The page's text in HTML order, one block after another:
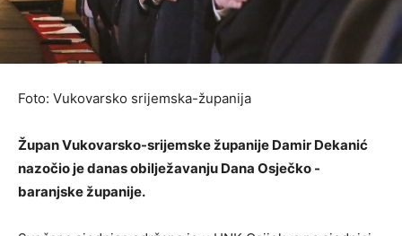
Foto: Vukovarsko srijemska-županija
Župan Vukovarsko-srijemske županije Damir Dekanić
nazočio je danas obilježavanju Dana Osječko -
baranjske županije.